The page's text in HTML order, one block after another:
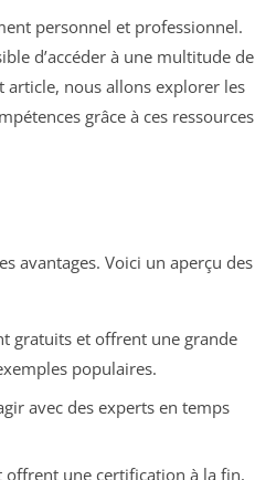
personnel et professionnel.
d’accéder à une multitude de
article, nous allons explorer les
grâce à ces ressources
avantages. Voici un aperçu des
gratuits et offrent une grande
populaires.
avec des experts en temps
une certification à la fin,